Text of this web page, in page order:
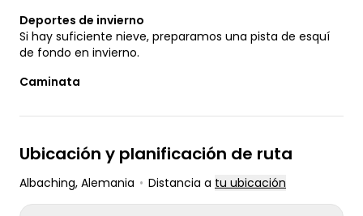
Deportes de invierno
Si hay suficiente nieve, preparamos una pista de esquí
de fondo en invierno.
Caminata
Ubicación y planificación de ruta
Albaching, Alemania • Distancia a tu ubicación